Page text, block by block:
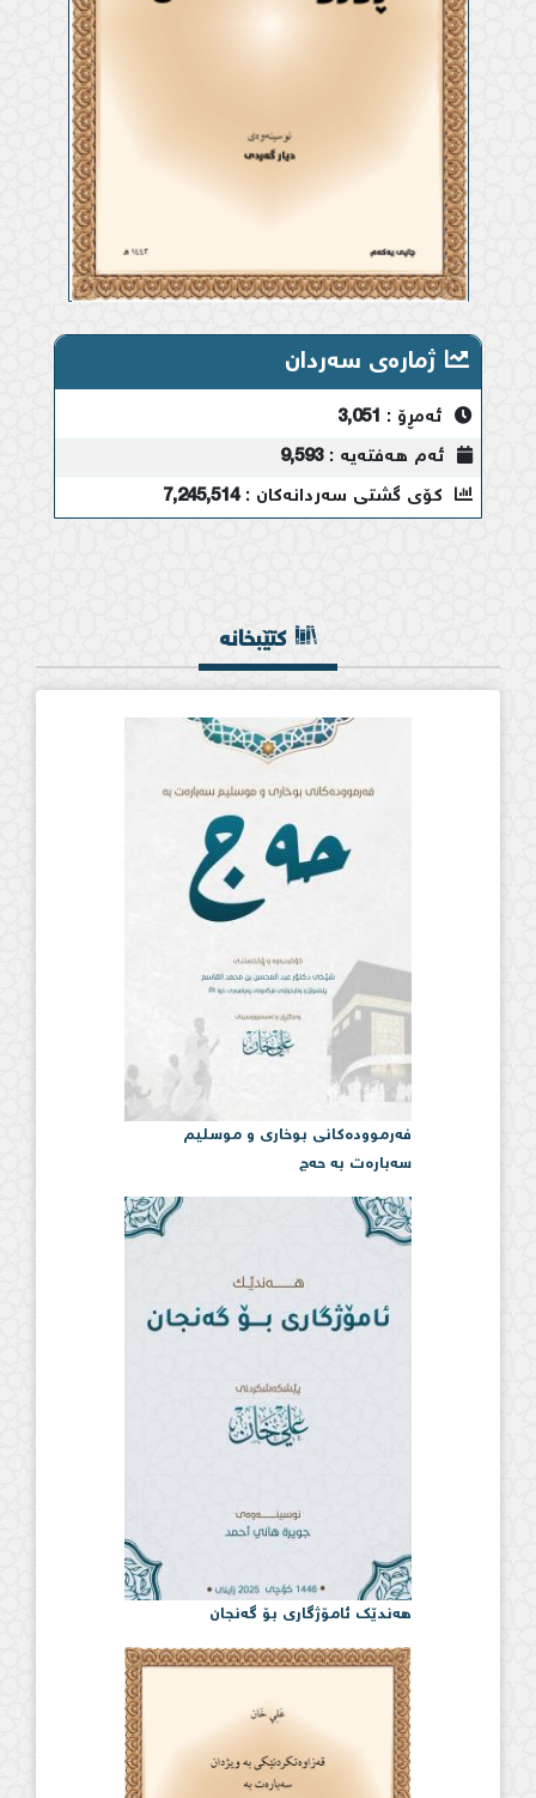
ژمارەی سەردان
ئەمڕۆ : 3,051
ئەم هەفتەیە :9,593
کۆی گشتی سەردانەکان :7,245,514
کتێبخانە
فەرموودەكانی بوخاری و موسلیم
سەبارەت بە حەج
هەندێک ئامۆژگاری بۆ گەنجان